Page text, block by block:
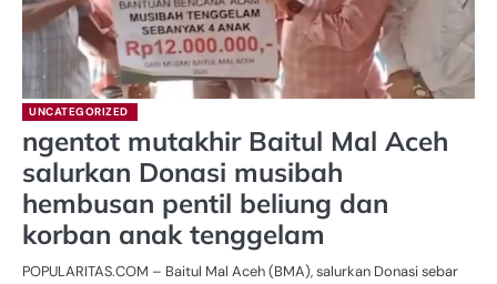
UNCATEGORIZED
ngentot mutakhir Baitul Mal Aceh
salurkan Donasi musibah
hembusan pentil beliung dan
korban anak tenggelam
POPULARITAS.COM – Baitul Mal Aceh (BMA), salurkan Donasi sebar